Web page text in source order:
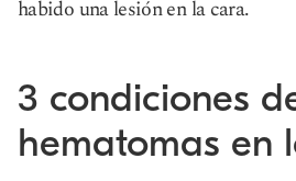
habido una lesión en la cara.
3 condiciones
hematomas en